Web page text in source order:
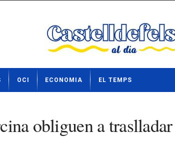
OCI ECONOMIA EL TEMPS
obliguen a